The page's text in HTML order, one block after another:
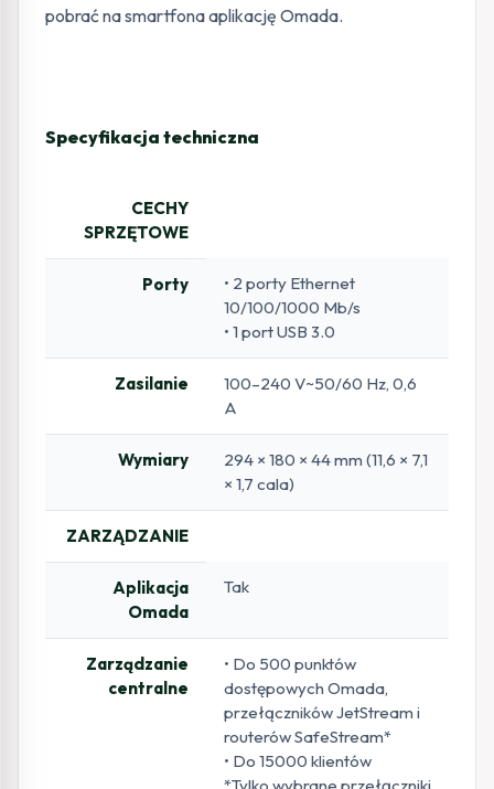
pobrać na smartfona aplikację Omada.
Specyfikacja techniczna
CECHY
SPRZĘTOWE
Porty
• 2 porty Ethernet
10/100/1000 Mb/s
• 1 port USB 3.0
Zasilanie
100–240 V~50/60 Hz, 0,6
A
Wymiary
294 × 180 × 44 mm (11,6 × 7,1
× 1,7 cala)
ZARZĄDZANIE
Aplikacja
Omada
Tak
Zarządzanie
centralne
• Do 500 punktów
dostępowych Omada,
przełączników JetStream i
routerów SafeStream*
• Do 15000 klientów
*Tylko wybrane przełączniki